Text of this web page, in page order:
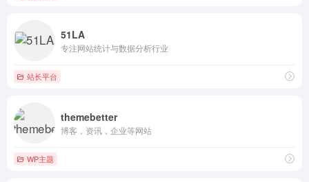
51LA
专注网站统计与数据分析行业
站长平台
themebetter
博客，资讯，企业等网站
WP主题